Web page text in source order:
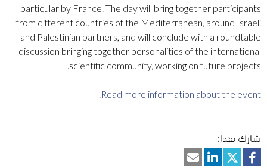
particular by France. The day will bring together participants
from different countries of the Mediterranean, around Israeli
and Palestinian partners, and will conclude with a roundtable
discussion bringing together personalities of the international
scientific community, working on future projects.
Read more information about the event
.
شارك هذا: